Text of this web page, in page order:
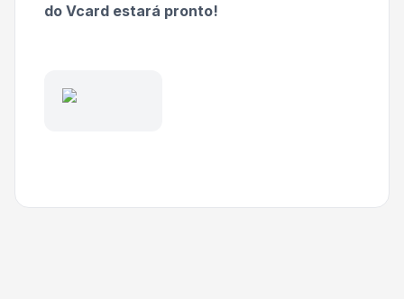
do Vcard estará pronto!